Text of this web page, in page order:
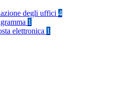
degli uffici 4
1
elettronica 1